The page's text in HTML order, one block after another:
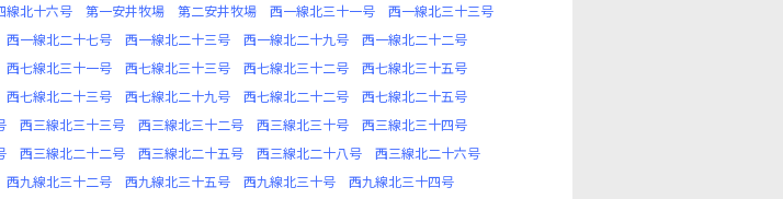
線北十六号 第一安井牧場 第二安井牧場 西一線北三十一号
西一線北三十三号
西一線北二十七号 西一線北二十三号 西一線北二十九号
西一線北二十二号
西七線北三十一号 西七線北三十三号 西七線北三十二号
西七線北三十五号
西七線北二十三号 西七線北二十九号 西七線北二十二号
西七線北二十五号
西三線北三十三号 西三線北三十二号 西三線北三十号
西三線北三十四号
西三線北二十二号 西三線北二十五号 西三線北二十八号
西三線北二十六号
西九線北三十二号 西九線北三十五号 西九線北三十号
西九線北三十四号